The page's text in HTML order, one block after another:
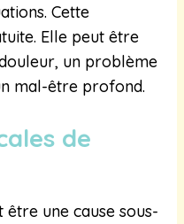
Cette
Elle peut être
un problème
mal-être profond.
de
une cause sous-